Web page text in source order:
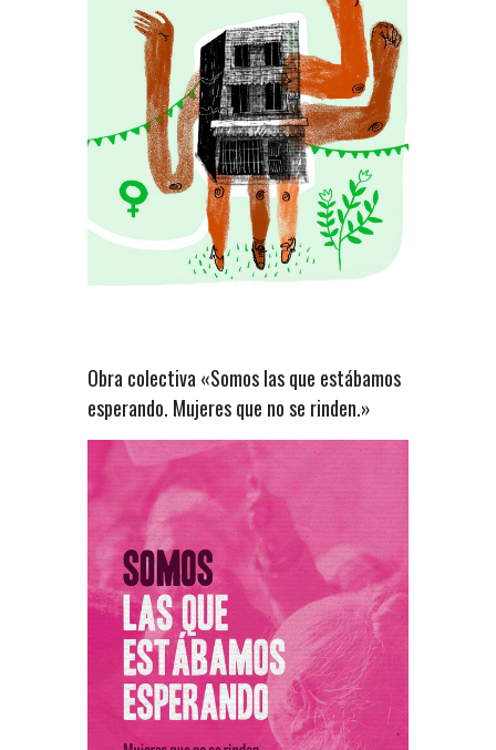
Obra colectiva «Somos las que estábamos
esperando. Mujeres que no se rinden.»